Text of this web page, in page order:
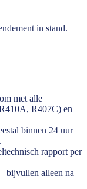
in stand.
met alle
R407C) en
binnen 24 uur
rapport per
bijvullen alleen na